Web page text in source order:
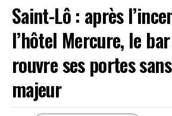
Saint-Lô : après
l’hôtel Mercure, le
rouvre ses portes
majeur